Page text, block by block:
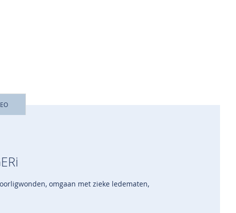
omgaan met zieke ledematen,